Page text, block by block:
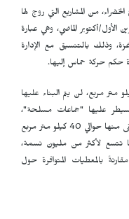
من المشاريع التي روج لها
الأول/أكتوبر الماضي، وهي عبارة
وذلك بالتنسيق مع الإدارة
حكم حركة حماس إليها.
أن مساحة مدينة رفح التي تبلغ 64 كيلو متر مربع، لن يتم البناء عليها
عليها "جماعات مسلحة"،
وأخرى تقع تحت قبضة القوات الإسرائيلية، وما يتبقى منها حوالي 40 كيلو متر مربع
تتسع لأكثر من مليون نسمة،
بالمعطيات المتوافرة حول